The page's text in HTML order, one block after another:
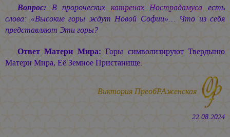
Вопрос: В пророческих катренах Нострадамуса есть
слова: «Высокие горы ждут Новой Софии»… Что из себя
представляют Эти горы?
Ответ Матери Мира: Горы символизируют Твердыню
Матери Мира, Её Земное Пристанище.
Виктория ПреобРАженская
22.08.2024